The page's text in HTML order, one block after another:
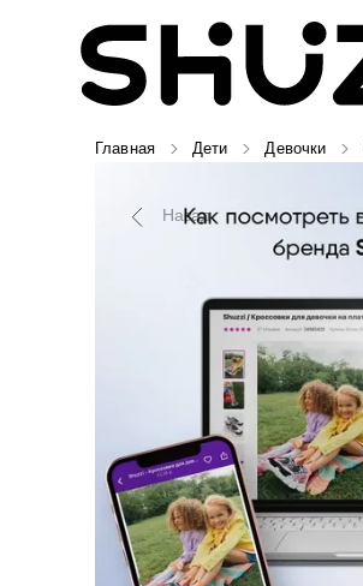
Главная Дети Девочки
Назад